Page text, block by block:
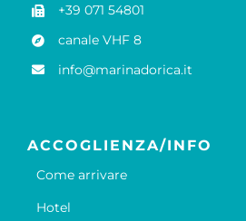
+39 071 54801
canale VHF 8
info@marinadorica.it
ACCOGLIENZA/INFO
Come arrivare
Hotel